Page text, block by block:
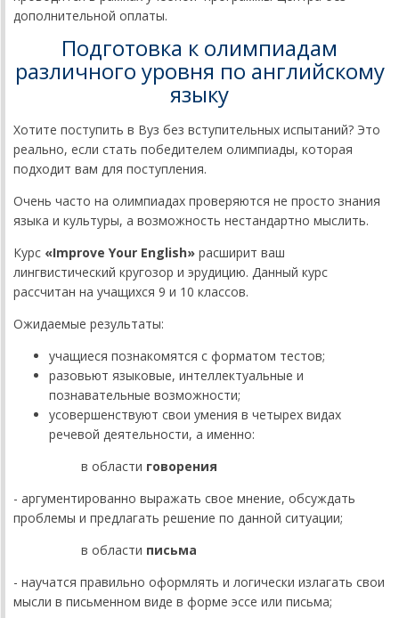
дополнительной оплаты.
Подготовка к олимпиадам
различного уровня по английскому
языку
Хотите поступить в Вуз без вступительных испытаний? Это
реально, если стать победителем олимпиады, которая
подходит вам для поступления.
Очень часто на олимпиадах проверяются не просто знания
языка и культуры, а возможность нестандартно мыслить.
Курс «Improve Your English» расширит ваш
лингвистический кругозор и эрудицию. Данный курс
рассчитан на учащихся 9 и 10 классов.
Ожидаемые результаты:
учащиеся познакомятся с форматом тестов;
разовьют языковые, интеллектуальные и
познавательные возможности;
усовершенствуют свои умения в четырех видах
речевой деятельности, а именно:
в области говорения
- аргументированно выражать свое мнение, обсуждать
проблемы и предлагать решение по данной ситуации;
в области письма
- научатся правильно оформлять и логически излагать свои
мысли в письменном виде в форме эссе или письма;